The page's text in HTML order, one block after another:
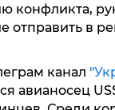
конфликта,
отправить в
канал
авианосец